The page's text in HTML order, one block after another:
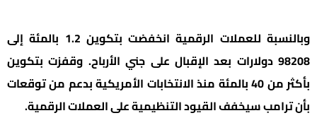
وبالنسبة للعملات الرقمية انخفضت بتكوين 1.2 بالمئة إلى
98208 دولارات بعد الإقبال على جني الأرباح. وقفزت بتكوين
بأكثر من 40 بالمئة منذ الانتخابات الأمريكية بدعم من توقعات
بأن ترامب سيخفف القيود التنظيمية على العملات الرقمية.